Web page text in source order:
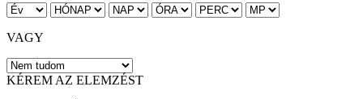
VAGY
KÉREM AZ ELEMZÉST